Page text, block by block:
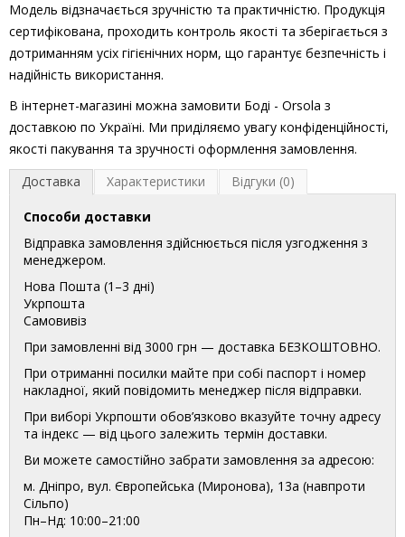
Модель відзначається зручністю та практичністю. Продукція
сертифікована, проходить контроль якості та зберігається з
дотриманням усіх гігієнічних норм, що гарантує безпечність і
надійність використання.
В інтернет-магазині можна замовити Боді - Orsola з
доставкою по Україні. Ми приділяємо увагу конфіденційності,
якості пакування та зручності оформлення замовлення.
Доставка
Характеристики Відгуки (0)
Способи доставки
Відправка замовлення здійснюється після узгодження з
менеджером.
Нова Пошта (1–3 дні)
Укрпошта
Самовивіз
При замовленні від 3000 грн — доставка БЕЗКОШТОВНО.
При отриманні посилки майте при собі паспорт і номер
накладної, який повідомить менеджер після відправки.
При виборі Укрпошти обов’язково вказуйте точну адресу
та індекс — від цього залежить термін доставки.
Ви можете самостійно забрати замовлення за адресою:
м. Дніпро, вул. Європейська (Миронова), 13а (навпроти
Сільпо)
Пн–Нд: 10:00–21:00